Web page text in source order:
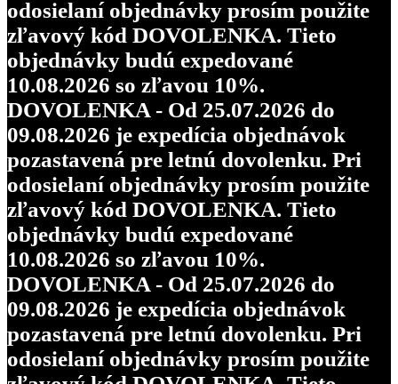
odosielaní objednávky prosím použite
zľavový kód DOVOLENKA. Tieto
objednávky budú expedované
10.08.2026 so zľavou 10%.
DOVOLENKA - Od 25.07.2026 do
09.08.2026 je expedícia objednávok
pozastavená pre letnú dovolenku. Pri
odosielaní objednávky prosím použite
zľavový kód DOVOLENKA. Tieto
objednávky budú expedované
10.08.2026 so zľavou 10%.
DOVOLENKA - Od 25.07.2026 do
09.08.2026 je expedícia objednávok
pozastavená pre letnú dovolenku. Pri
odosielaní objednávky prosím použite